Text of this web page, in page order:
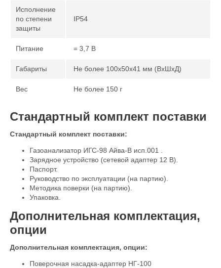
Исполнение
по степени
защиты
IP54
Питание = 3,7 В
Габариты Не более 100х50х41 мм (ВхШхД)
Вес Не более 150 г
Стандартный комплект поставки
Стандартный комплект поставки:
Газоанализатор ИГС-98 Айва-В исп.001
Зарядное устройство (сетевой адаптер 12 В).
Паспорт.
Руководство по эксплуатации (на партию).
Методика поверки (на партию).
Упаковка.
Дополнительная комплектация,
опции
Дополнительная комплектация, опции:
Поверочная насадка-адаптер НГ-100